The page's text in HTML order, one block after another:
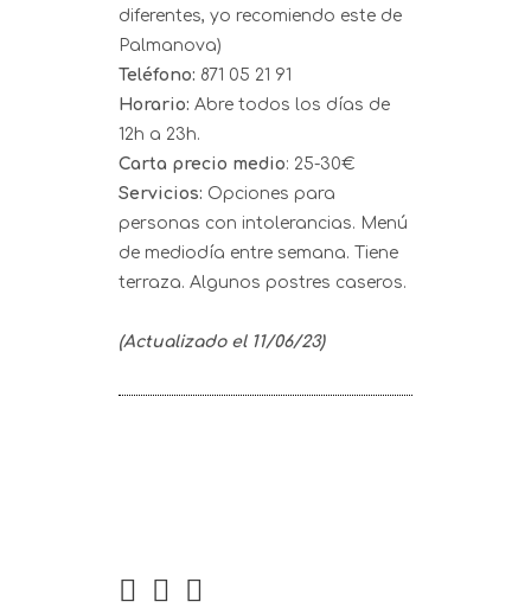
diferentes, yo recomiendo este de
Palmanova)
Teléfono: 871 05 21 91
Horario: Abre todos los días de
12h a 23h.
Carta precio medio: 25-30€
Servicios: Opciones para
personas con intolerancias. Menú
de mediodía entre semana. Tiene
terraza. Algunos postres caseros.
(Actualizado el 11/06/23)